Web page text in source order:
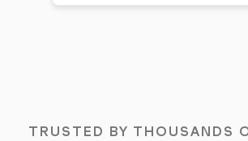
TRUSTED BY THOUSANDS